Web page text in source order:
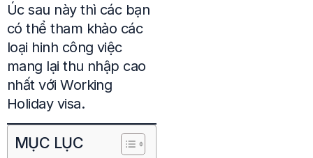
Úc sau này thì các bạn
có thể tham khảo các
loại hinh công việc
mang lại thu nhập cao
nhất với Working
Holiday visa.
MỤC LỤC